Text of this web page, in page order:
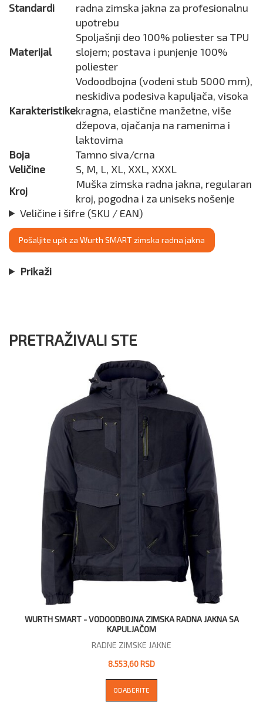
Standardi
radna zimska jakna za profesionalnu
upotrebu
Materijal
Spoljašnji deo 100% poliester sa TPU
slojem; postava i punjenje 100%
poliester
Karakteristike
Vodoodbojna (vodeni stub 5000 mm),
neskidiva podesiva kapuljača, visoka
kragna, elastične manžetne, više
džepova, ojačanja na ramenima i
laktovima
Boja
Tamno siva/crna
Veličine
S, M, L, XL, XXL, XXXL
Kroj
Muška zimska radna jakna, regularan
kroj, pogodna i za uniseks nošenje
Veličine i šifre (SKU / EAN)
Pošaljite upit za Wurth SMART zimska radna jakna
Prikaži
PRETRAŽIVALI STE
WURTH SMART - VODOODBOJNA ZIMSKA RADNA JAKNA SA
KAPULJAČOM
RADNE ZIMSKE JAKNE
8.553,60 RSD
ODABERITE